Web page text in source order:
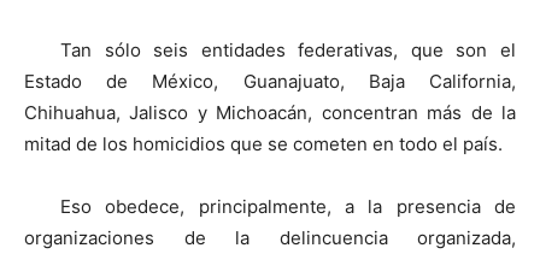
Tan sólo seis entidades federativas, que son el
Estado de México, Guanajuato, Baja California,
Chihuahua, Jalisco y Michoacán, concentran más de la
mitad de los homicidios que se cometen en todo el país.
Eso obedece, principalmente, a la presencia de
organizaciones de la delincuencia organizada,